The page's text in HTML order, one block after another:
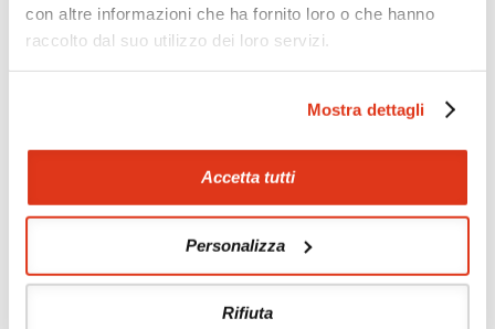
con altre informazioni che ha fornito loro o che hanno
raccolto dal suo utilizzo dei loro servizi.
Mostra dettagli
Accetta tutti
Personalizza
Rifiuta
Condividi con gli altri viaggiatori le tue esperienze e scambia
Visita la nostra pagina Facebook
Chiedi un preventivo